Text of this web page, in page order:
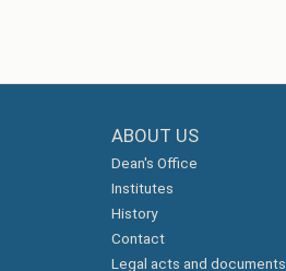
ABOUT US
Dean's Office
Institutes
History
Contact
Legal acts and documents